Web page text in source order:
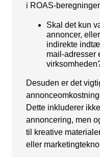
i ROAS-
Skal det kun
annoncer,
indirekte
mail-adresser
Desuden er det
Dette inkluderer
annoncering, men
til kreative
eller